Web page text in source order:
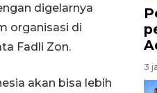
digelarnya
organisasi di
Fadli Zon.
akan bisa lebih
3